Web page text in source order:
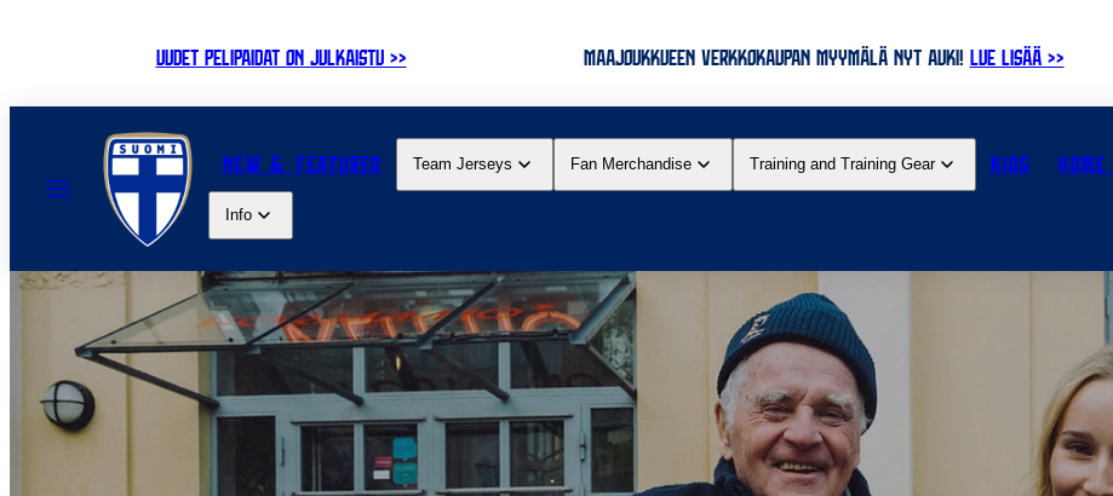
UUDET PELIPAIDAT ON JULKAISTU >> MAAJOUKKUEEN VERKKOKAUPAN MYYMÄLÄ NYT AUKI! LUE LISÄÄ >>
MENU NEW & FEATURED Team Jerseys Fan Merchandise Training and Training Gear KIDS HOME
Info